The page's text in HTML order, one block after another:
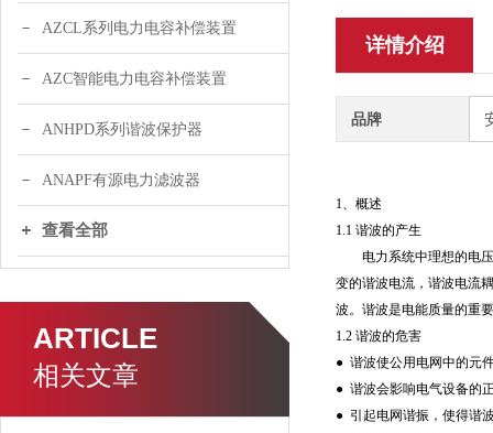
AZCL系列电力电容补偿装置
AZC智能电力电容补偿装置
ANHPD系列谐波保护器
ANAPF有源电力滤波器
查看全部
ARTICLE
相关文章
详情介绍
品牌
1、概述
1.1 谐波的产生
电力系统中理想的电压
变的谐波电流，谐波电流
波。谐波是电能质量的重
1.2 谐波的危害
● 谐波使公用电网中的元
● 谐波会影响电气设备的
● 引起电网谐振，使得谐